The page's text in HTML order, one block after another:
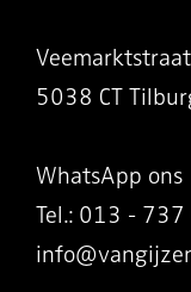
5038 CT
WhatsApp ons
Tel.: 013 -